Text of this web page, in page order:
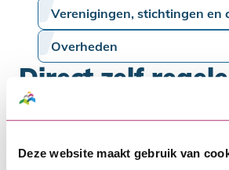
Deze website maakt gebruik van
Verenigingen, stichtingen en
Overheden
Direct zelf
Wil je een wijziging
hieronder informatie over